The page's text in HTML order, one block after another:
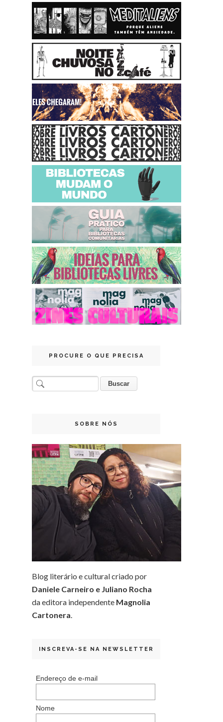
PROCURE O QUE PRECISA
SOBRE NÓS
Blog literário e cultural criado por
Daniele Carneiro e Juliano Rocha
da editora independente Magnolia
Cartonera.
INSCREVA-SE NA NEWSLETTER
Endereço de e-mail
Nome